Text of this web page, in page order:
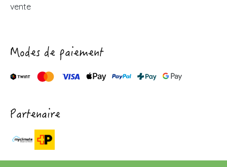
vente
Modes de paiement
Partenaire